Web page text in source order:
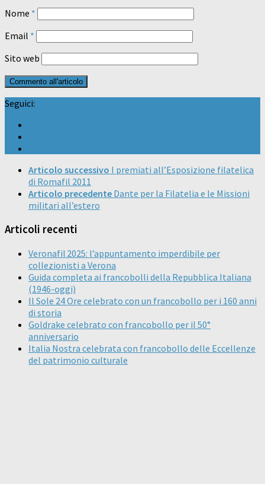
Nome *
Email *
Sito web
Seguici:
Articolo successivo I premiati all’Esposizione filatelica
di Romafil 2011
Articolo precedente Dante per la Filatelia e le Missioni
militari all’estero
Articoli recenti
Veronafil 2025: l’appuntamento imperdibile per
collezionisti a Verona
Guida completa ai francobolli della Repubblica Italiana
(1946-oggi)
Il Sole 24 Ore celebrato con un francobollo per i 160 anni
di storia
Goldrake celebrato con francobollo per il 50°
anniversario
Italia Nostra celebrata con francobollo delle Eccellenze
del patrimonio culturale